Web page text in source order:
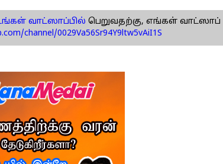
வாட்ஸாப்பில் பெறுவதற்கு, எங்கள் வாட்ஸாப்
channel/0029Va56Sr94Y9ltw5vAiI1S